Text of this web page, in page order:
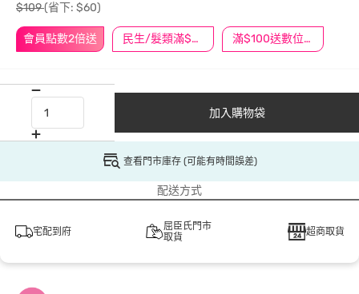
會員點數2倍送 民生/髮類滿$388送舒潔冰巾 滿$100送數位印花
$109(省下: $60)
加入購物袋
查看門市庫存 (可能有時間誤差)
配送方式
宅配到府
屈臣氏門市
取貨
超商取貨